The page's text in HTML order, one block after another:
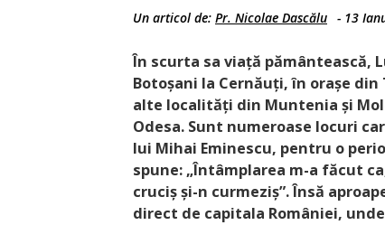
Un articol de: Pr. Nicolae Dascălu - 13
În scurta sa viață pământească,
Botoșani la Cernăuți, în orașe
alte localități din Muntenia și
Odesa. Sunt numeroase locuri
lui Mihai Eminescu, pentru o
spune: „Întâmplarea m-a făcut
cruciș și-n curmeziș”. Însă
direct de capitala României,